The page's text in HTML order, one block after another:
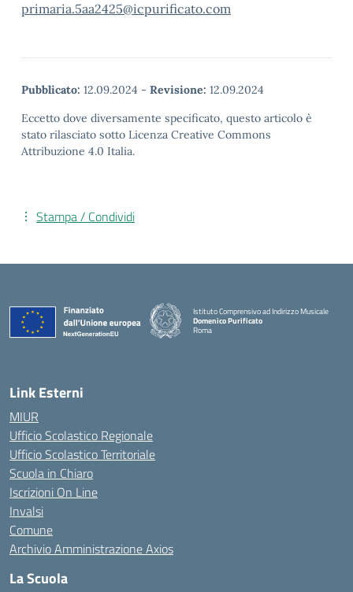
primaria.5aa2425@icpurificato.com
Pubblicato: 12.09.2024 - Revisione: 12.09.2024
Eccetto dove diversamente specificato, questo articolo è
stato rilasciato sotto Licenza Creative Commons
Attribuzione 4.0 Italia.
Stampa / Condividi
Istituto Comprensivo ad Indirizzo Musicale
Domenico Purificato
Roma
Link Esterni
MIUR
Ufficio Scolastico Regionale
Ufficio Scolastico Territoriale
Scuola in Chiaro
Iscrizioni On Line
Invalsi
Comune
Archivio Amministrazione Axios
La Scuola